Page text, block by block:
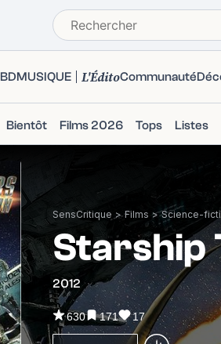
BDMUSIQUE L'ÉditoCommunauté
Bientôt Films 2026 Tops Listes
SensCritique > Films > Science-
Starship
2012
630 171 17